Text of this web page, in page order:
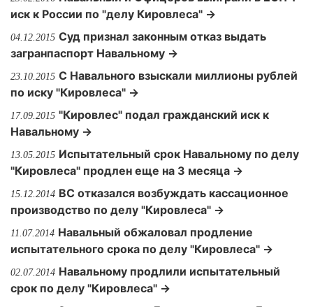
иск к России по "делу Кировлеса" →
04.12.2015 Суд признал законным отказ выдать
загранпаспорт Навальному →
23.10.2015 С Навального взыскали миллионы рублей
по иску "Кировлеса" →
17.09.2015 "Кировлес" подал гражданский иск к
Навальному →
13.05.2015 Испытательный срок Навальному по делу
"Кировлеса" продлен еще на 3 месяца →
15.12.2014 ВС отказался возбуждать кассационное
производство по делу "Кировлеса" →
11.07.2014 Навальный обжаловал продление
испытательного срока по делу "Кировлеса" →
02.07.2014 Навальному продлили испытательный
срок по делу "Кировлеса" →